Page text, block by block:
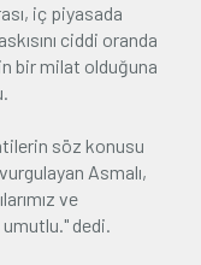
iç piyasada
ciddi oranda
bir milat olduğuna
söz konusu
Asmalı,
ve
dedi.